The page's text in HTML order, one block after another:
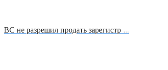
ВС не разрешил продать зарегистр …